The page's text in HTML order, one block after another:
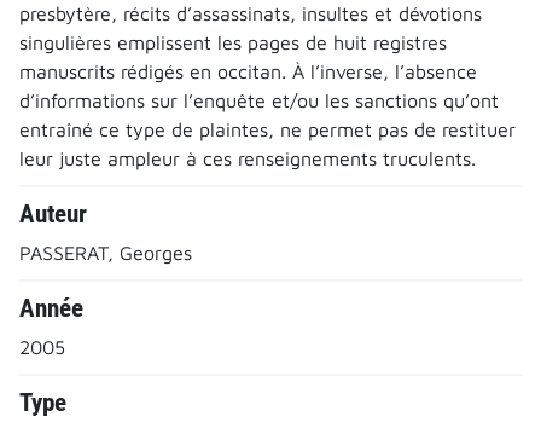
presbytère, récits d’assassinats, insultes et dévotions
singulières emplissent les pages de huit registres
manuscrits rédigés en occitan. À l’inverse, l’absence
d’informations sur l’enquête et/ou les sanctions qu’ont
entraîné ce type de plaintes, ne permet pas de restituer
leur juste ampleur à ces renseignements truculents.
Auteur
PASSERAT, Georges
Année
2005
Type